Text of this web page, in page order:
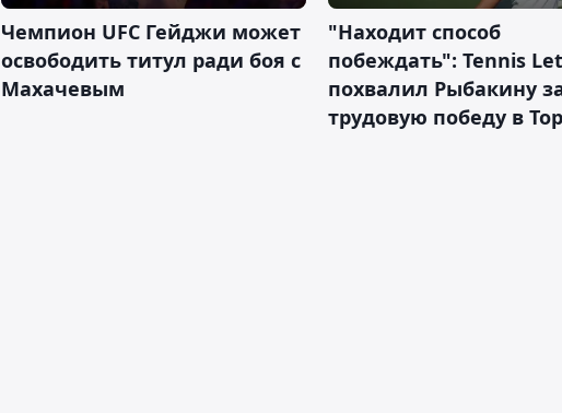
Чемпион UFC Гейджи может
освободить титул ради боя с
Махачевым
"Находит способ
побеждать": Tennis
похвалил Рыбакину
трудовую победу в